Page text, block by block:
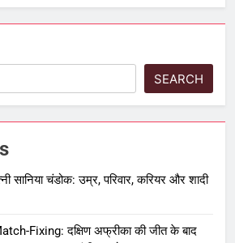
SEARCH
सानिया चंडोक: उम्र, परिवार, करियर और शादी
Fixing: दक्षिण अफ्रीका की जीत के बाद